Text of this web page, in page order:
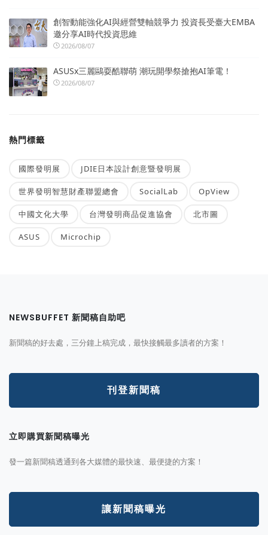
創智動能強化AI與經營雙軸競爭力 投資長受臺大EMBA
邀分享AI時代投資思維
2026/08/07
ASUSx三麗鷗耍酷聯萌 潮玩開學祭搶抱AI筆電！
2026/08/07
熱門標籤
國際發明展 JDIE日本設計創意暨發明展
世界發明智慧財產聯盟總會 SocialLab OpView
中國文化大學 台灣發明商品促進協會 北市圖
ASUS Microchip
NEWSBUFFET 新聞稿自助吧
新聞稿的好去處，三分鐘上稿完成，最快接觸最多讀者的方案！
刊登新聞稿
立即購買新聞稿曝光
發一篇新聞稿透通到各大媒體的最快速、最便捷的方案！
讓新聞稿曝光